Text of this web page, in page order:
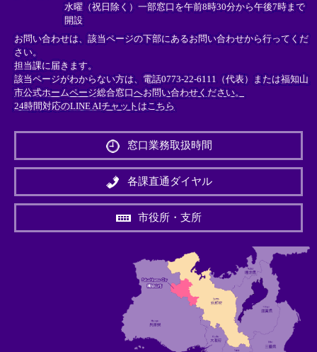
水曜（祝日除く）一部窓口を午前8時30分から午後7時まで
開設
お問い合わせは、該当ページの下部にあるお問い合わせから行ってくだ
さい。
担当課に届きます。
該当ページがわからない方は、電話0773-22-6111（代表）または福知山
市公式ホームページ総合窓口へお問い合わせください。
24時間対応のLINE AIチャットはこちら
外
リ
ン
＞
窓口業務取扱時間
各課直通ダイヤル
市役所・支所